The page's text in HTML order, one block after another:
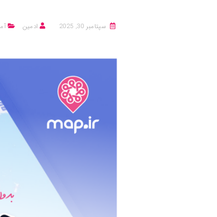
سپتامبر 30, 2025 ادمین